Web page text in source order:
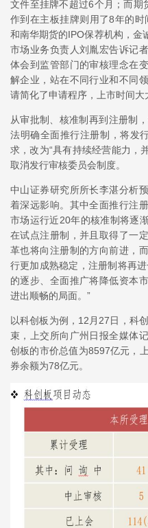
文件至挂牌不超过6个月；而期
作到在主板挂牌则用了8年的
和南华期货的IPO保荐机构，金
市场业务负责人刘胤宏告诉记
体会到监管部门的审核理念在
解企业，站在不同行业和不同
请简化了申请程序，上市时间大
从审批制、核准制再到注册制
法明确全面推行注册制，将发
求，改为“具有持续经营能力，
取消发行审核委员会制度。
中山证券研究所所长李湛分析
着深远影响。其中全面推行注
市场运行近20年的核准制将逐
在试点注册制，并且取得了一
革也将向注册制的方向前进，
行更加成熟稳定，注册制将再
的逐步、全面推广将降低资本
进出顺畅的局面。”
以科创板为例，12月27日，科
束，上交所向广州日报全媒体
创板的市价总值为8597亿元，
券余额为78亿元。